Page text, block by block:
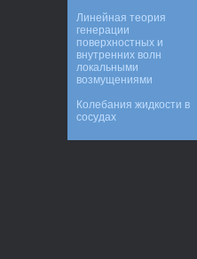
Линейная теория
генерации
поверхностных и
внутренних волн
локальными
возмущениями
Колебания жидкости в
сосудах